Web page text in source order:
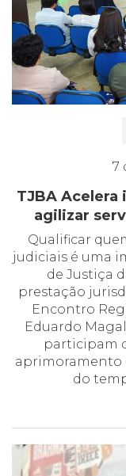
7
TJBA Acelera
agilizar
Qualificar
judiciais é uma
de Justiça
prestação
Encontro
Eduardo
participam
aprimoramento
do